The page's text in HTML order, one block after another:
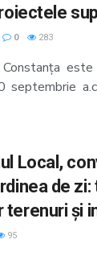
0 283
Constanța
Local,
de
terenuri și
95